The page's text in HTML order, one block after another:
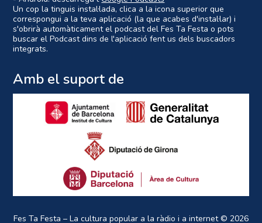
Un cop la tinguis instal·lada, clica a la icona superior que
correspongui a la teva aplicació (la que acabes d'instal·lar) i
s'obrirà automàticament el podcast del Fes Ta Festa o pots
buscar el Podcast dins de l'aplicació fent us dels buscadors
integrats.
Amb el suport de
Fes Ta Festa – La cultura popular a la ràdio i a internet© 2026